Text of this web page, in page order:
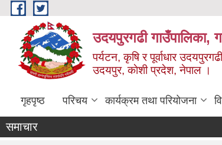
Skip to main content
उदयपुरगढी गाउँपालिका,
पर्यटन, कृषि र पूर्वाधार
उदयपुर, काेशी प्रदेश, नेपाल ।
गृहपृष्ठ परिचय कार्यक्रम तथा परियोजना
समाचार